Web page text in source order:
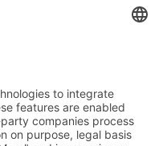
Europapremiere.